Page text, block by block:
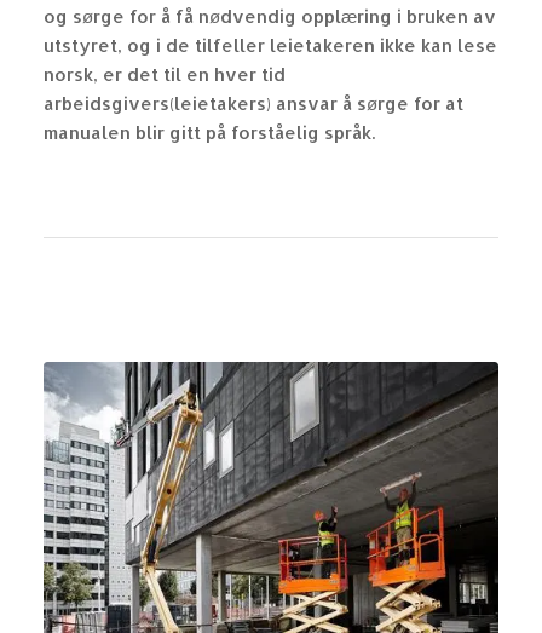
og sørge for å få nødvendig opplæring i bruken av
utstyret, og i de tilfeller leietakeren ikke kan lese
norsk, er det til en hver tid
arbeidsgivers(leietakers) ansvar å sørge for at
manualen blir gitt på forståelig språk.